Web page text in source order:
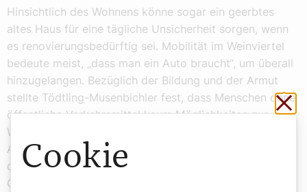
Hinsichtlich des Wohnens könne sogar ein geerbtes
altes Haus für eine tägliche Unsicherheit sorgen, wenn
es renovierungsbedürftig sei. Mobilität im Weinviertel
bedeute meist, „dass man ein Auto braucht“, um überall
hinzugelangen. Bezüglich der Bildung und der Armut
stellte Tödtling-Musenbichler fest, dass Menschen ohne
öffentliche Verkehrsmittel kaum Möglichkeiten zur
Weiterbildung besäßen. Eine der größten
Armutserfahrungen sei wohl die Einsamkeit. Im Bereich
der Gesundheit brauche es „lange Wege, wenn die
Ordinationen weit weg sind“. „Armut macht krank und
Cookie